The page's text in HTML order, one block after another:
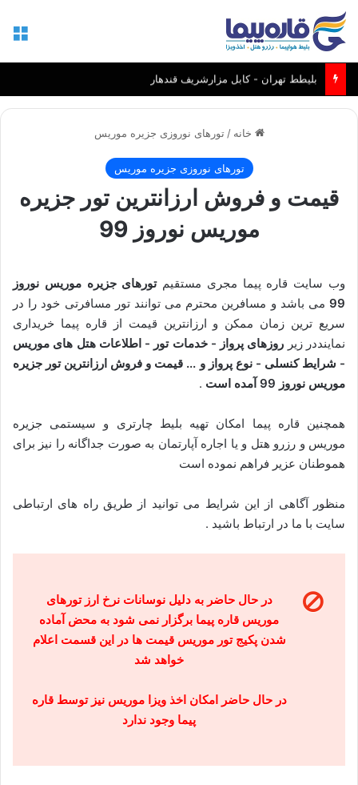
بلیط مشهد - کابل و مزارشریف
خانه / تورهای نوروزی جزیره موریس
تورهای نوروزی جزیره موریس
قیمت و فروش ارزانترین تور جزیره
موریس نوروز 99
وب سایت قاره پیما مجری مستقیمتورهای جزیره موریس نوروز
99 می باشد و مسافرین محترم می توانند تور مسافرتی خود را در
سریع ترین زمان ممکن و ارزانترین قیمت از قاره پیما خریداری
نماینددر زیر روزهای پرواز - خدمات تور - اطلاعات هتل های موریس
- شرایط کنسلی - نوع پرواز و ... قیمت و فروش ارزانترین تور جزیره
موریس نوروز 99 آمده است
.
همچنین قاره پیما امکان تهیه بلیط چارتری و سیستمی جزیره
موریس و رزرو هتل و یا اجاره آپارتمان به صورت جداگانه را نیز برای
هموطنان عزیر فراهم نموده است
منظور آگاهی از این شرایط می توانید از طریق راه های ارتباطی
سایت با ما در ارتباط باشید .
در حال حاضر به دلیل نوسانات نرخ ارز تورهای
موریس قاره پیما برگزار نمی شود به محض آماده
شدن پکیج تور موریس قیمت ها در این قسمت اعلام
خواهد شد
در حال حاضر امکان اخذ ویزا موریس نیز توسط قاره
پیما وجود ندارد